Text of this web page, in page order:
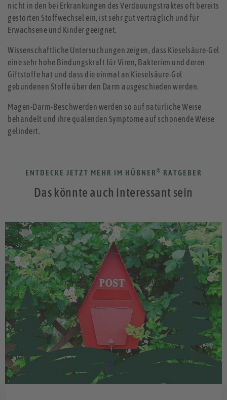
nicht in den bei Erkrankungen des Verdauungstraktes oft bereits
gestörten Stoffwechsel ein, ist sehr gut verträglich und für
Erwachsene und Kinder geeignet.
Wissenschaftliche Untersuchungen zeigen, dass Kieselsäure-Gel
eine sehr hohe Bindungskraft für Viren, Bakterien und deren
Giftstoffe hat und dass die einmal an Kieselsäure-Gel
gebundenen Stoffe über den Darm ausgeschieden werden.
Magen-Darm-Beschwerden werden so auf natürliche Weise
behandelt und ihre quälenden Symptome auf schonende Weise
gelindert.
ENTDECKE JETZT MEHR IM HÜBNER ® RATGEBER
Das könnte auch interessant sein